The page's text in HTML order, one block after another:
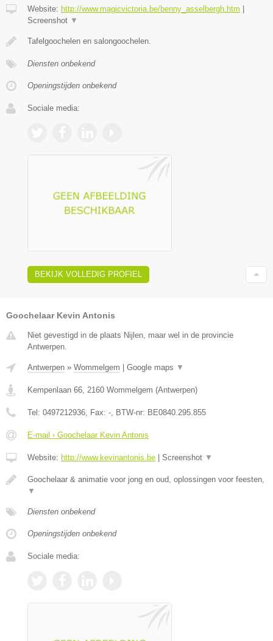
Website: http://www.magicvictoria.be/benny_asselbergh.htm
Screenshot ▼
Tafelgoochelen en salongoochelen.
Diensten onbekend
Openingstijden onbekend
Sociale media:
BEKIJK VOLLEDIG PROFIEL
Goochelaar Kevin Antonis
Niet gevestigd in de plaats Nijlen, maar wel in de provincie
Antwerpen.
Antwerpen » Wommelgem | Google maps ▼
Kempenlaan 66 2160 Wommelgem (Antwerpen)
Tel: 0497212936 , Fax: - , BTW-nr: BE0840.295.855
E-mail › Goochelaar Kevin Antonis
Website: http://www.kevinantonis.be | Screenshot ▼
Goochelaar & animatie voor jong en oud, oplossingen voor feesten,
▼
Diensten onbekend
Openingstijden onbekend
Sociale media: